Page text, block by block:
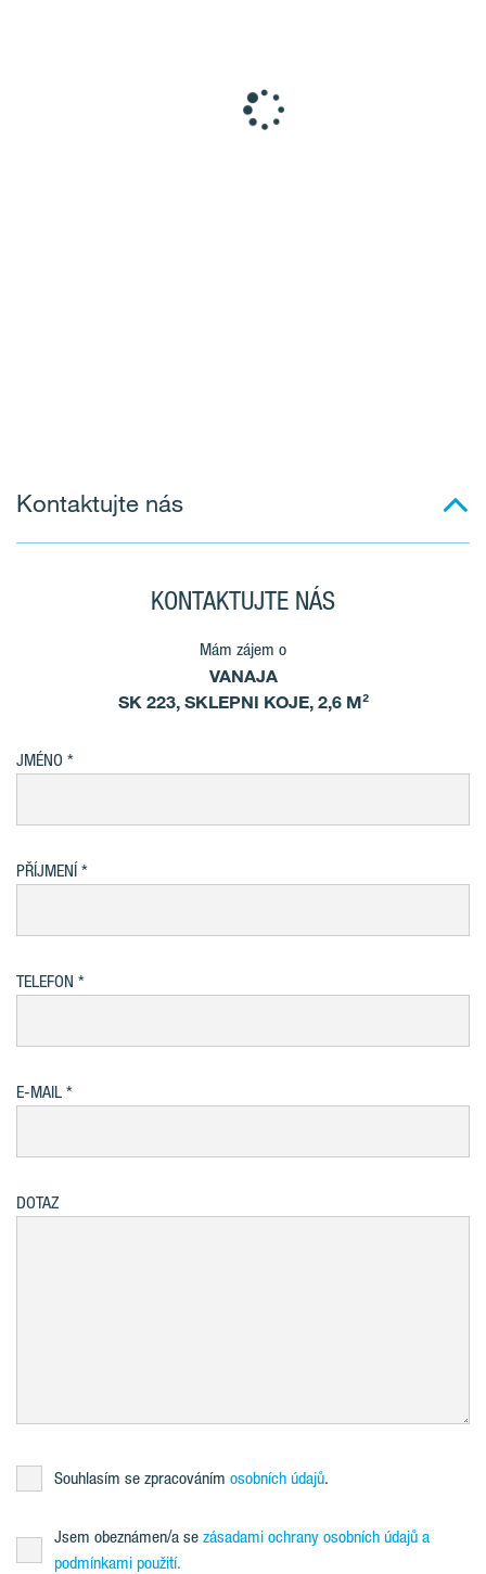
Kontaktujte nás
KONTAKTUJTE NÁS
Mám zájem o
VANAJA
SK 223, SKLEPNI KOJE, 2,6 M²
JMÉNO
PŘÍJMENÍ
TELEFON
E-MAIL
DOTAZ
Souhlasím se zpracováním osobních údajů.
Jsem obeznámen/a se zásadami ochrany osobních údajů a
podmínkami použití.